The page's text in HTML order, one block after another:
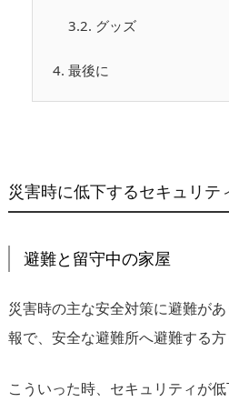
3.2. グッズ
4. 最後に
災害時に低下するセキュリテ
避難と留守中の家屋
災害時の主な安全対策に避難が
報で、安全な避難所へ避難する方
こういった時、セキュリティが